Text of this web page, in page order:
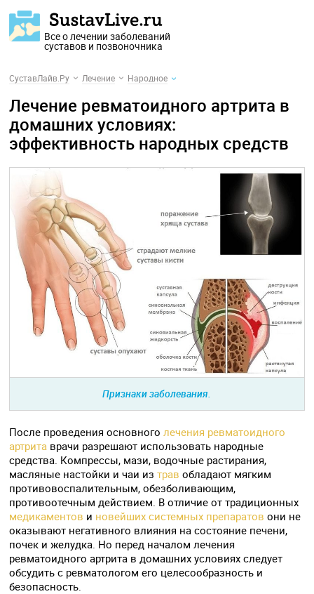
Все о лечении заболеваний
суставов и позвоночника
СуставЛайв.Ру Лечение Народное
Лечение ревматоидного артрита в
домашних условиях:
эффективность народных средств
Признаки заболевания.
После проведения основного лечения ревматоидного
артрита врачи разрешают использовать народные
средства. Компрессы, мази, водочные растирания,
масляные настойки и чаи изтрав обладают мягким
противовоспалительным, обезболивающим,
противоотечным действием. В отличие от традиционных
медикаментов и новейших системных препаратов они не
оказывают негативного влияния на состояние печени,
почек и желудка. Но перед началом лечения
ревматоидного артрита в домашних условиях следует
обсудить с ревматологом его целесообразность и
безопасность.